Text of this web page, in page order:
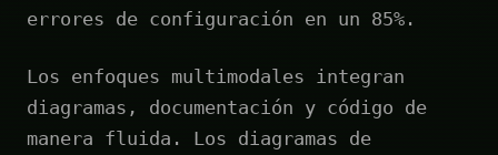
errores de configuración en un 85%.
Los enfoques multimodales integran
diagramas, documentación y código de
manera fluida. Los diagramas de